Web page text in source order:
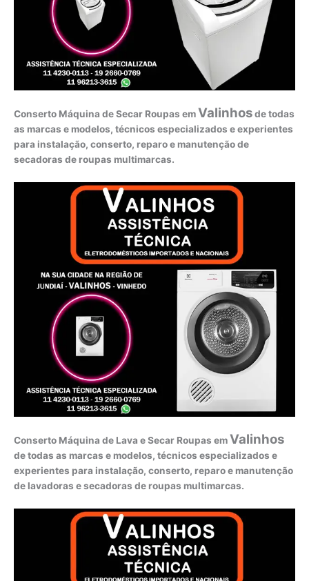
Conserto Máquina de Secar Roupas emValinhosde todas
as marcas e modelos, técnicos especializados e experientes
para instalação, conserto, reparo e manutenção de
secadoras de roupas multimarcas.
Conserto Máquina de Lava e Secar Roupas emValinhos
de todas as marcas e modelos, técnicos especializados e
experientes para instalação, conserto, reparo e manutenção
de lavadoras e secadoras de roupas multimarcas.